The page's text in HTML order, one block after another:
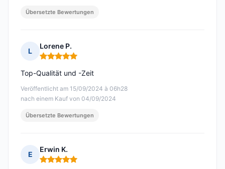
Übersetzte Bewertungen
L
Lorene P.
Hinweis: 5 von 5
Veröffentlicht am 15/09/2024 à 06h28
nach einem Kauf von 04/09/2024
Top-Qualität und -Zeit
Übersetzte Bewertungen
E
Erwin K.
Hinweis: 5 von 5